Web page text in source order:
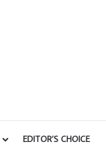
EDITOR’S CHOICE